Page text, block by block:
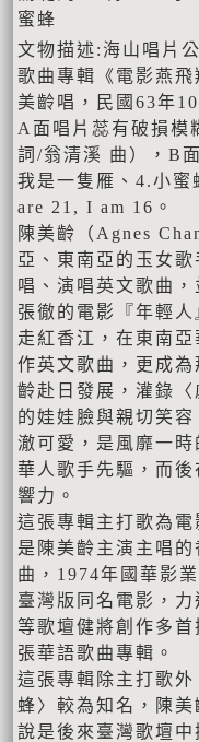
蜜蜂
文物描述:海山唱片
歌曲專輯《電影燕
美齡唱，民國63年10
A面唱片蕊有破損模
詞/翁清溪 曲），B
我是一隻雁、4.小
are 21, I am 16。
陳美齡（Agnes
亞、東南亞的玉女
唱、演唱英文歌曲
張徹的電影『年輕
走紅香江，在東南
作英文歌曲，更成
齡赴日發展，灌錄
的娃娃臉與親切笑
澈可愛，是風靡一
華人歌手先驅，而
響力。
這張專輯主打歌為
是陳美齡主演主唱
曲，1974年國華影
臺灣版同名電影，
等歌壇健將創作多
張華語歌曲專輯。
這張專輯除主打歌
蜂〉較為知名，陳
說是後來臺灣歌壇中